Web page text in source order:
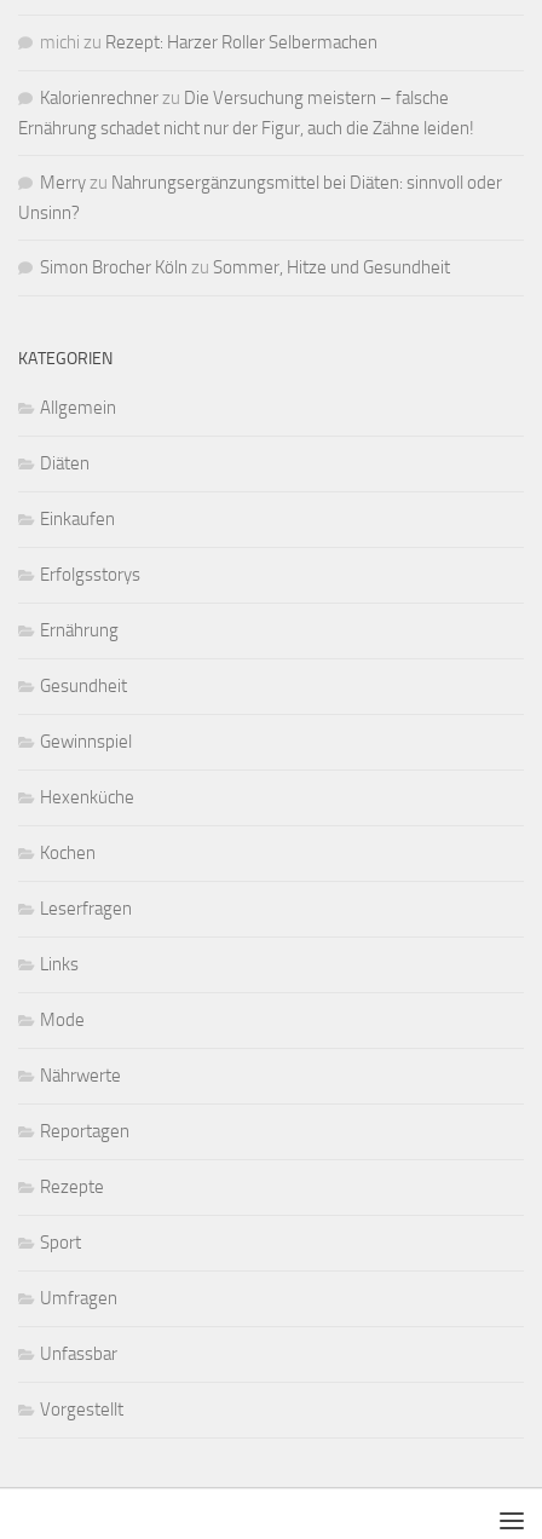
michi zu Rezept: Harzer Roller Selbermachen
Kalorienrechnerzu Die Versuchung meistern – falsche
Ernährung schadet nicht nur der Figur, auch die Zähne leiden!
Merryzu Nahrungsergänzungsmittel bei Diäten: sinnvoll oder
Unsinn?
Simon Brocher Köln zu Sommer, Hitze und Gesundheit
KATEGORIEN
Allgemein
Diäten
Einkaufen
Erfolgsstorys
Ernährung
Gesundheit
Gewinnspiel
Hexenküche
Kochen
Leserfragen
Links
Mode
Nährwerte
Reportagen
Rezepte
Sport
Umfragen
Unfassbar
Vorgestellt